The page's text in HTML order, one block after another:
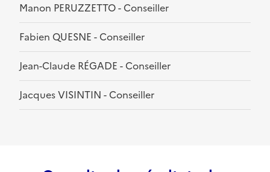
Manon PERUZZETTO - Conseiller
Fabien QUESNE - Conseiller
Jean-Claude RÉGADE - Conseiller
Jacques VISINTIN - Conseiller